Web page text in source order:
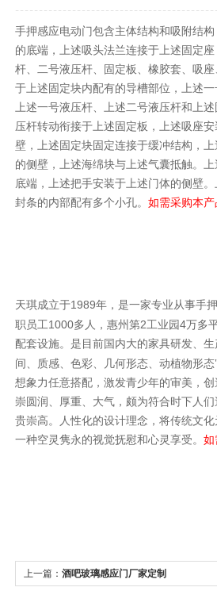
手押感应电动门包含主体结构和吸附结
的底端，上述吸头法兰连接于上述固定
杆、二号液压杆、固定板、橡胶套、吸
于上述固定块内配有的导槽部位，上述
上述一号液压杆、上述二号液压杆和上
压杆转动衔接于上述固定板，上述吸座
壁，上述固定块固定连接于缓冲结构，
的侧壁，上述海绵块与上述气囊抵触。
底端，上述把手安装于上述门体的侧壁
封条的内部配有多个小孔。 如需采购本
天琪成立于1989年，是一家专业从事手
职员工1000多人，惠州第2工业园 4万多
配套设施。是目前国内大的家具研发、
间、质感、色彩、几何形态、动植物形
想象力任意搭配，激发青少年的审美，
崇圆润、厚重、大气，颇为符合时下人
贵崇高。人性化的设计理念，将传统文
一种空灵隽永的视觉抚慰和心灵享受。 如
上一篇： 酒吧玻璃感应门厂家定制